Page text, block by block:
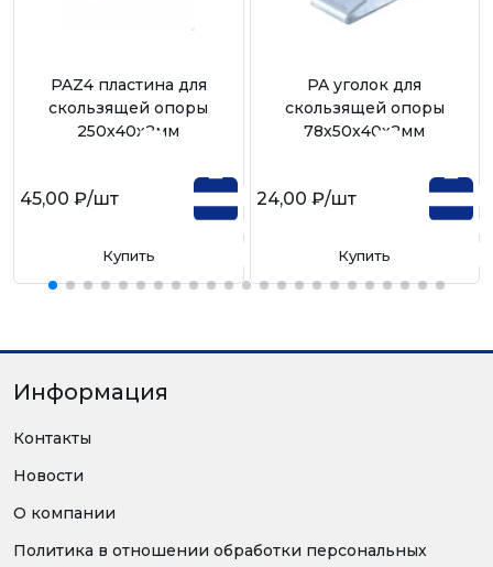
PAZ4 пластина для
скользящей опоры
250х40х2мм
45,00 ₽/шт
Купить
PA уголок для
скользящей опоры
78х50х40х2мм
24,00 ₽/шт
Купить
Информация
Контакты
Новости
О компании
Политика в отношении обработки персональных